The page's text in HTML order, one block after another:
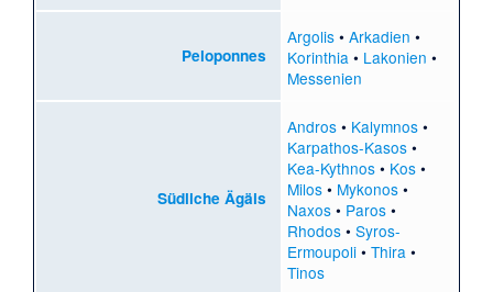
Peloponnes
Argolis• Arkadien •
Korinthia • Lakonien •
Messenien
Südliche Ägäis
Andros• Kalymnos•
Karpathos-Kasos•
Kea-Kythnos• Kos•
Milos• Mykonos•
Naxos• Paros•
Rhodos• Syros-
Ermoupoli• Thira •
Tinos